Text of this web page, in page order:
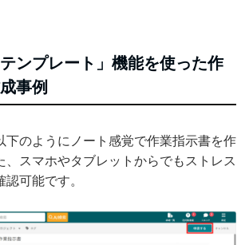
ンプレート」機能を使った作
事例
下のようにノート感覚で作業指示書を作
、スマホやタブレットからでもストレス
可能です。